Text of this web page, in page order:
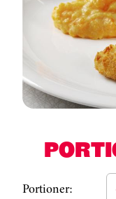
Portioner: